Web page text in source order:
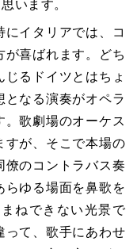
います。
イタリアでは、コ
が喜ばれます。どち
るドイツとはちょ
となる演奏がオペラ
。歌劇場のオーケス
すが、そこで本場の
僚のコントラバス奏
らゆる場面を鼻歌を
ねできない光景で
って、歌手にあわせ